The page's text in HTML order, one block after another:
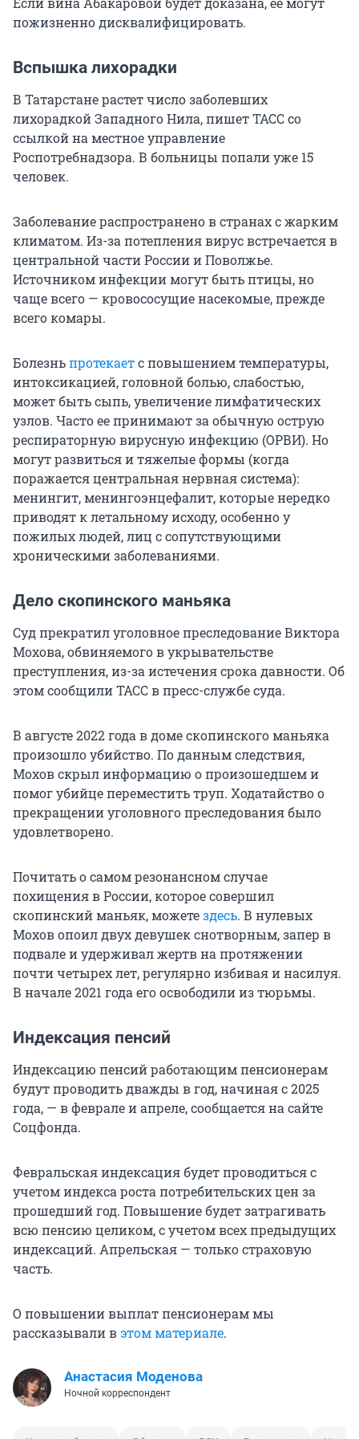
пожизненно дисквалифицировать.
Вспышка лихорадки
В Татарстане растет число заболевших
лихорадкой Западного Нила, пишет ТАСС со
ссылкой на местное управление
Роспотребнадзора. В больницы попали уже 15
человек.
Заболевание распространено в странах с жарким
климатом. Из-за потепления вирус встречается в
центральной части России и Поволжье.
Источником инфекции могут быть птицы, но
чаще всего — кровососущие насекомые, прежде
всего комары.
Болезньпротекаетс повышением температуры,
интоксикацией, головной болью, слабостью,
может быть сыпь, увеличение лимфатических
узлов. Часто ее принимают за обычную острую
респираторную вирусную инфекцию (ОРВИ). Но
могут развиться и тяжелые формы (когда
поражается центральная нервная система):
менингит, менингоэнцефалит, которые нередко
приводят к летальному исходу, особенно у
пожилых людей, лиц с сопутствующими
хроническими заболеваниями.
Дело скопинского маньяка
Суд прекратил уголовное преследование Виктора
Мохова, обвиняемого в укрывательстве
преступления, из-за истечения срока давности. Об
этом сообщили ТАСС в пресс-службе суда.
В августе 2022 года в доме скопинского маньяка
произошло убийство. По данным следствия,
Мохов скрыл информацию о произошедшем и
помог убийце переместить труп. Ходатайство о
прекращении уголовного преследования было
удовлетворено.
Почитать о самом резонансном случае
похищения в России, которое совершил
скопинский маньяк, можетездесь. В нулевых
Мохов опоил двух девушек снотворным, запер в
подвале и удерживал жертв на протяжении
почти четырех лет, регулярно избивая и насилуя.
В начале 2021 года его освободили из тюрьмы.
Индексация пенсий
Индексацию пенсий работающим пенсионерам
будут проводить дважды в год, начиная с 2025
года, — в феврале и апреле, сообщается на сайте
Соцфонда.
Февральская индексация будет проводиться с
учетом индекса роста потребительских цен за
прошедший год. Повышение будет затрагивать
всю пенсию целиком, с учетом всех предыдущих
индексаций. Апрельская — только страховую
часть.
О повышении выплат пенсионерам мы
рассказывали вэтом материале.
Анастасия Моденова
Ночной корреспондент